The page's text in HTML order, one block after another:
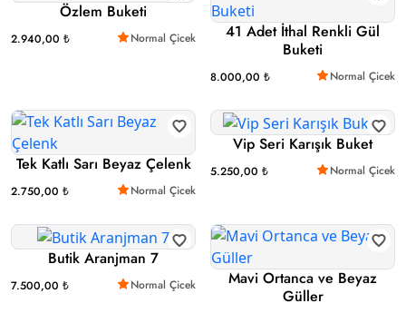
Özlem Buketi
2.940,00 ₺ Normal Çicek
41 Adet İthal Renkli Gül
Buketi
8.000,00 ₺ Normal Çicek
Tek Katlı Sarı Beyaz Çelenk
2.750,00 ₺ Normal Çicek
Vip Seri Karışık Buket
5.250,00 ₺ Normal Çicek
Butik Aranjman 7
7.500,00 ₺ Normal Çicek
Mavi Ortanca ve Beyaz
Güller